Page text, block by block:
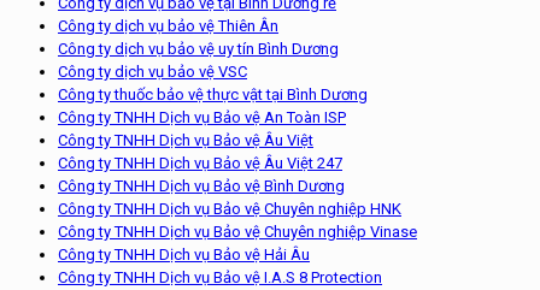
Công ty dịch vụ bảo vệ Thiên Ân
Công ty dịch vụ bảo vệ uy tín Bình Dương
Công ty dịch vụ bảo vệ VSC
Công ty thuốc bảo vệ thực vật tại Bình Dương
Công ty TNHH Dịch vụ Bảo vệ An Toàn ISP
Công ty TNHH Dịch vụ Bảo vệ Âu Việt
Công ty TNHH Dịch vụ Bảo vệ Âu Việt 247
Công ty TNHH Dịch vụ Bảo vệ Bình Dương
Công ty TNHH Dịch vụ Bảo vệ Chuyên nghiệp HNK
Công ty TNHH Dịch vụ Bảo vệ Chuyên nghiệp Vinase
Công ty TNHH Dịch vụ Bảo vệ Hải Âu
Công ty TNHH Dịch vụ Bảo vệ I.A.S 8 Protection